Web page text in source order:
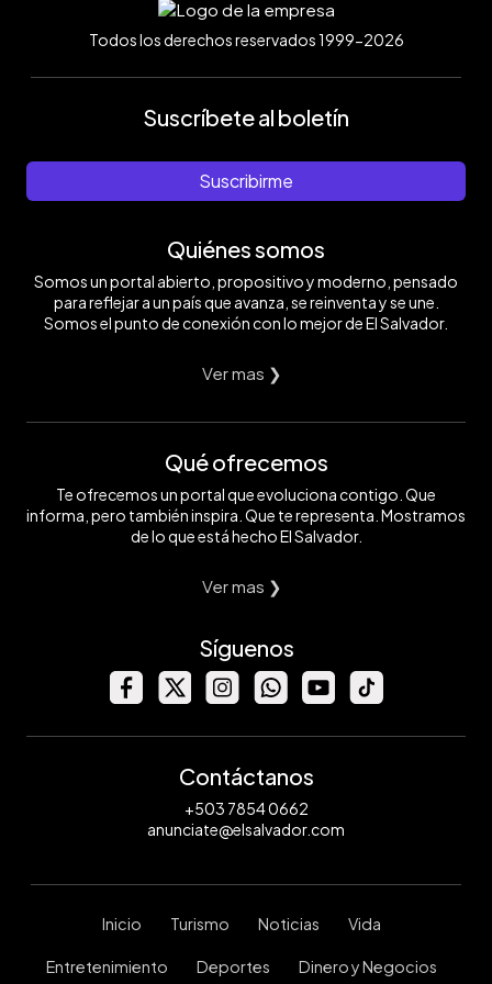
Todos los derechos reservados 1999-2026
Suscríbete al boletín
Suscribirme
Quiénes somos
Somos un portal abierto, propositivo y moderno, pensado
para reflejar a un país que avanza, se reinventa y se une.
Somos el punto de conexión con lo mejor de El Salvador.
Ver mas ❯
Qué ofrecemos
Te ofrecemos un portal que evoluciona contigo. Que
informa, pero también inspira. Que te representa. Mostramos
de lo que está hecho El Salvador.
Ver mas ❯
Síguenos
Contáctanos
+503 7854 0662
anunciate@elsalvador.com
Inicio Turismo Noticias Vida
Entretenimiento Deportes Dinero y Negocios